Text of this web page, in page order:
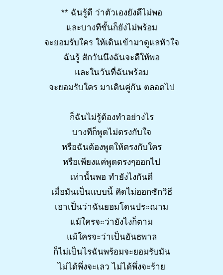
** ฉันรู้ดี ว่าตัวเองยังดีไม่พอ
และบางทีชั้นก็ยังไม่พร้อม
จะยอมรับใคร ให้เดินเข้ามาดูแลหัวใจ
ฉันรู้ สักวันนึงฉันจะดีให้พอ
และในวันที่ฉันพร้อม
จะยอมรับใคร มาเดินคู่กัน ตลอดไป
ก็ฉันไม่รู้ต้องทำอย่างไร
บางทีก็พูดไม่ตรงกับใจ
หรือฉันต้องพูดให้ตรงกับใคร
หรือเพียงแค่พูดตรงๆออกไป
เท่านั้นพอ ทำยังไงกันดี
เมื่อมันเป็นแบบนี้ คิดไม่ออกซักวิธี
เอาเป็นว่าฉันยอมโดนประณาม
แม้ใครจะว่ายังไงก็ตาม
แม้ใครจะว่าเป็นอันธพาล
ก็ไม่เป็นไรฉันพร้อมจะยอมรับมัน
ไม่ได้พึ่งจะเลว ไม่ได้พึ่งจะร้าย